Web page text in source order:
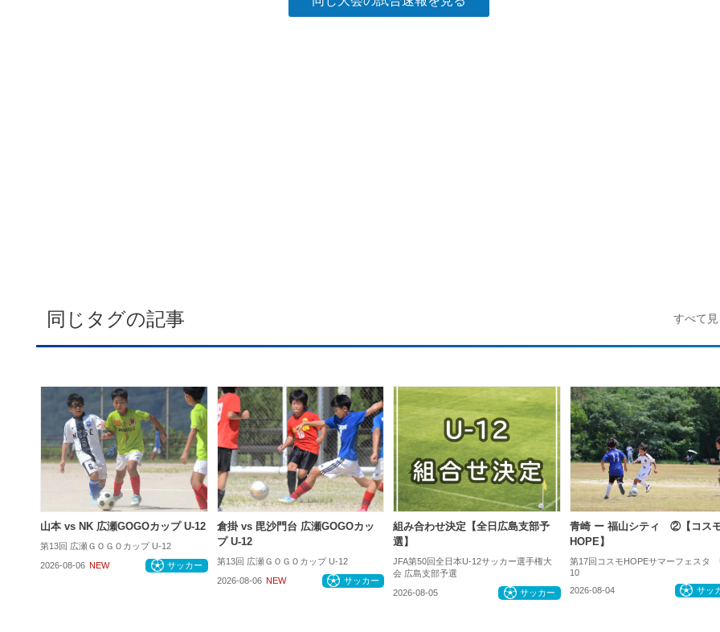
同じタグの記事 すべて
山本 vs NK 広瀬GOGOカップ U-12
第13回 広瀬ＧＯＧＯカップ U-12
2026-08-06 NEW サッカー
倉掛 vs 毘沙門台 広瀬GOGOカッ
プ U-12
第13回 広瀬ＧＯＧＯカップ U-12
2026-08-06 NEW サッカー
組み合わせ決定【全日広島支部予
選】
JFA第50回全日本U-12サッカー選手権大
会 広島支部予選
2026-08-05 サッカー
青崎 ー 福山シティ ②【コス
HOPE】
第17回コスモHOPEサマーフェスタ
10
2026-08-04
サッ